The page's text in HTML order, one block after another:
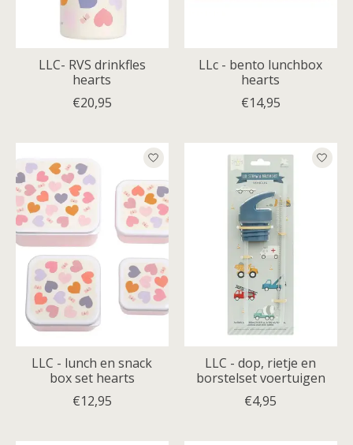
LLC- RVS drinkfles
hearts
€20,95
LLc - bento lunchbox
hearts
€14,95
LLC - lunch en snack
box set hearts
€12,95
LLC - dop, rietje en
borstelset voertuigen
€4,95